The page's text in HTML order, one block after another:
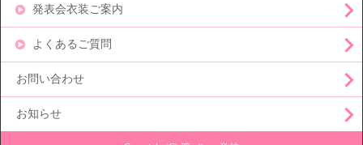
発表会衣装ご案内
よくあるご質問
お問い合わせ
お知らせ